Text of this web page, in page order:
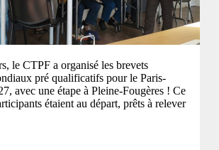
le CTPF a organisé les brevets
pré qualificatifs pour le Paris-
avec une étape à Pleine-Fougères ! Ce
étaient au départ, prêts à relever